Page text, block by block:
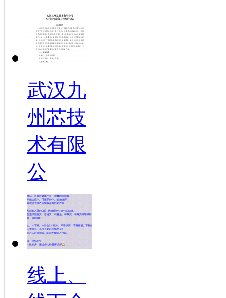
武汉九
州芯技
术有限
公
线上、